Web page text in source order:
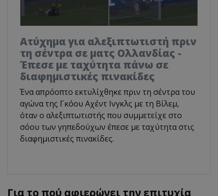
Ατύχημα για αλεξιπτωτιστή πριν
τη σέντρα σε ματς Ολλανδίας -
Έπεσε με ταχύτητα πάνω σε
διαφημιστικές πινακίδες
Ένα απρόοπτο εκτυλίχθηκε πριν τη σέντρα του
αγώνα της Γκόου Αχέντ Ινγκλς με τη Βίλεμ,
όταν ο αλεξιπτωτιστής που συμμετείχε στο
σόου των γηπεδούχων έπεσε με ταχύτητα στις
διαφημιστικές πινακίδες.
Για το πού αφιερώνει την επιτυχία